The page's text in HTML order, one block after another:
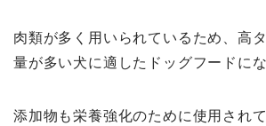
肉類が多く用いられているため、高
量が多い犬に適したドッグフードにな
添加物も栄養強化のために使用され